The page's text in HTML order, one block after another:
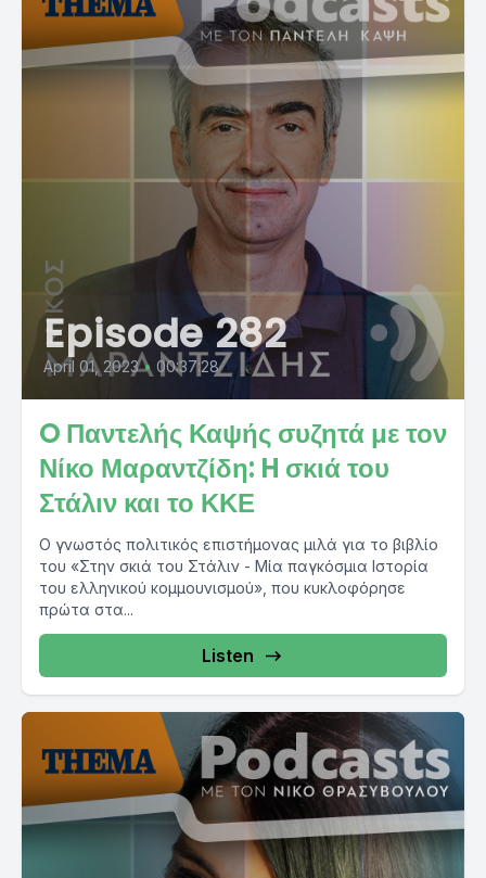
Episode 282
April 01, 2023 • 00:37:28
O Παντελής Καψής συζητά με τον
Νίκο Μαραντζίδη: H σκιά του
Στάλιν και το ΚΚΕ
Ο γνωστός πολιτικός επιστήμονας μιλά για το βιβλίο
του «Στην σκιά του Στάλιν - Μία παγκόσμια Ιστορία
του ελληνικού κομμουνισμού», που κυκλοφόρησε
πρώτα στα...
Listen